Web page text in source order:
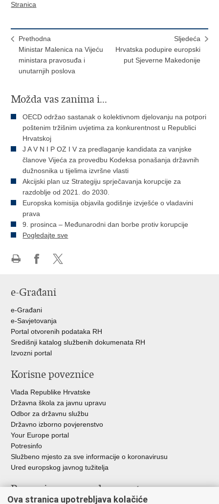
Stranica
Prethodna
Ministar Malenica na Vijeću
ministara pravosuđa i
unutarnjih poslova
Sljedeća
Hrvatska podupire europski
put Sjeverne Makedonije
Možda vas zanima i...
OECD održao sastanak o kolektivnom djelovanju na potpori
poštenim tržišnim uvjetima za konkurentnost u Republici
Hrvatskoj
J A V N I P OZ I V za predlaganje kandidata za vanjske
članove Vijeća za provedbu Kodeksa ponašanja državnih
dužnosnika u tijelima izvršne vlasti
Akcijski plan uz Strategiju sprječavanja korupcije za
razdoblje od 2021. do 2030.
Europska komisija objavila godišnje izvješće o vladavini
prava
9. prosinca – Međunarodni dan borbe protiv korupcije
Pogledajte sve
FacebookuTwitteru
e-Građani
e-Građani
e-Savjetovanja
Portal otvorenih podataka RH
Središnji katalog službenih dokumenata RH
Izvozni portal
Korisne poveznice
Vlada Republike Hrvatske
Državna škola za javnu upravu
Odbor za državnu službu
Državno izborno povjerenstvo
Your Europe portal
Potresinfo
Službeno mjesto za sve informacije o koronavirusu
Ured europskog javnog tužitelja
Poveznice pravosudnog sustava
Ova stranica upotrebljava kolačiće